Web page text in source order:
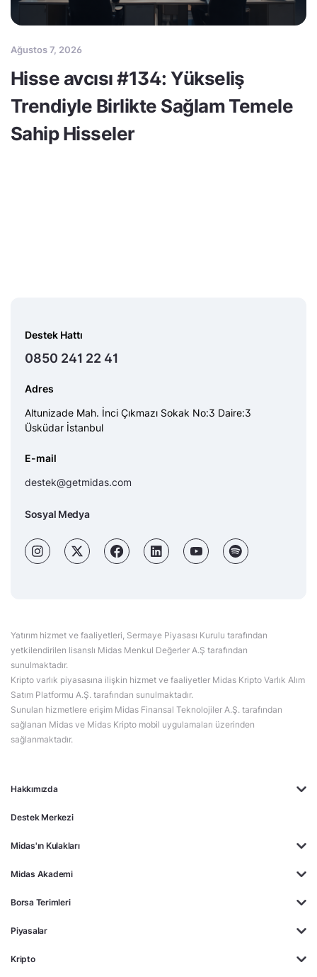
Ağustos 7, 2026
Hisse avcısı #134: Yükseliş
Trendiyle Birlikte Sağlam Temele
Sahip Hisseler
Hakkımızda
Destek Merkezi
Midas'ın Kulakları
Midas Akademi
Borsa Terimleri
Piyasalar
Kripto
Destek Hattı
0850 241 22 41
Adres
Altunizade Mah. İnci Çıkmazı Sokak No:3 Daire:3
Üsküdar İstanbul
E-mail
destek@getmidas.com
Sosyal Medya
Yatırım hizmet ve faaliyetleri, Sermaye Piyasası Kurulu tarafından
yetkilendirilen lisanslı Midas Menkul Değerler A.Ş tarafından
sunulmaktadır.
Kripto varlık piyasasına ilişkin hizmet ve faaliyetler Midas Kripto Varlık Alım
Satım Platformu A.Ş. tarafından sunulmaktadır.
Sunulan hizmetlere erişim Midas Finansal Teknolojiler A.Ş. tarafından
sağlanan Midas ve Midas Kripto mobil uygulamaları üzerinden
sağlanmaktadır.